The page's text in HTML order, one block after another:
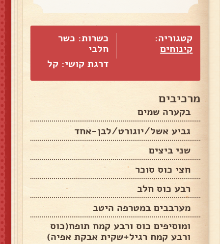
קטגוריה:
קינוחים
כשרות: כשר
חלבי
דרגת קושי: קל
מרכיבים
בקערה שמים
גביע אשל/יוגורט/לבן-אחד
שני ביצים
חצי כוס סוכר
רבע כוס חלב
מערבבים במטרפה היטב
ומוסיפים כוס ורבע קמח תופח(כוס
ורבע קמח רגיל+שקית אבקת אפיה)